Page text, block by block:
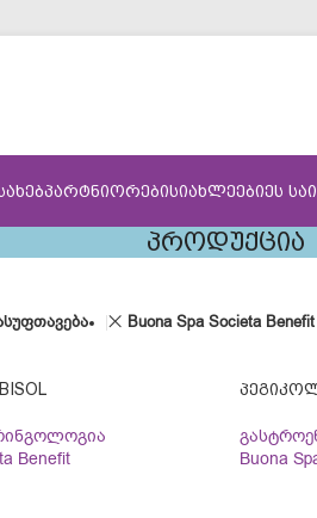
ᲞᲐᲠᲢᲜᲘᲝᲠᲔᲑᲘᲡᲘᲐᲮᲚᲔᲔᲑᲘᲔᲡ
ᲞᲠᲝᲓᲣᲥᲪᲘᲐ
Buona Spa Societa Benefit
Benefit
Buona